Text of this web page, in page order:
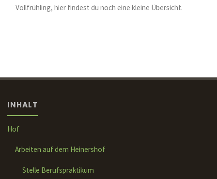
Vollfrühling, hier findest du noch eine kleine Übersicht.
INHALT
Hof
Arbeiten auf dem Heinershof
Stelle Berufspraktikum